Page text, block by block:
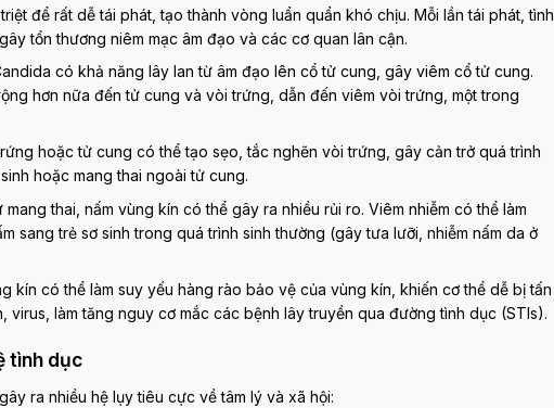
để rất dễ tái phát, tạo thành vòng luẩn quẩn khó chịu. Mỗi lần tái phát, tình
tổn thương niêm mạc âm đạo và các cơ quan lân cận.
có khả năng lây lan từ âm đạo lên cổ tử cung, gây viêm cổ tử cung.
hơn nữa đến tử cung và vòi trứng, dẫn đến viêm vòi trứng, một trong
hoặc tử cung có thể tạo sẹo, tắc nghẽn vòi trứng, gây cản trở quá trình
hoặc mang thai ngoài tử cung.
thai, nấm vùng kín có thể gây ra nhiều rủi ro. Viêm nhiễm có thể làm
sang trẻ sơ sinh trong quá trình sinh thường (gây tưa lưỡi, nhiễm nấm da ở
kín có thể làm suy yếu hàng rào bảo vệ của vùng kín, khiến cơ thể dễ bị tấn
làm tăng nguy cơ mắc các bệnh lây truyền qua đường tình dục (STIs).
tình dục
ra nhiều hệ lụy tiêu cực về tâm lý và xã hội: